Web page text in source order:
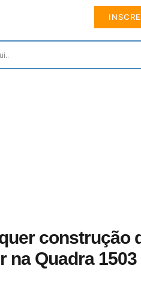
construção
na Quadra 1503